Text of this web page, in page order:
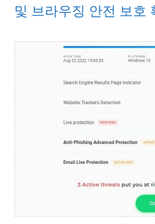
및 브라우징 안전 보호